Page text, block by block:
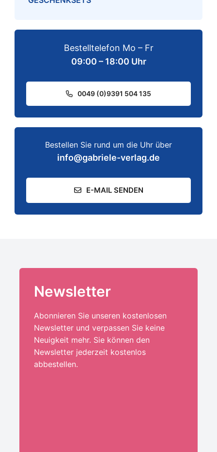
Bestelltelefon Mo – Fr
09:00 – 18:00 Uhr
0049 (0)9391 504 135
Bestellen Sie rund um die Uhr über
info@gabriele-verlag.de
E-MAIL SENDEN
Newsletter
Abonnieren Sie unseren kostenlosen
Newsletter und verpassen Sie keine
Neuigkeit mehr. Sie können den
Newsletter jederzeit kostenlos
abbestellen.